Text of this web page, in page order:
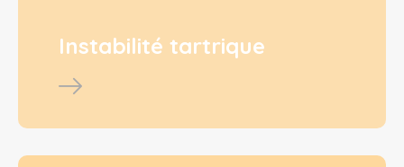
Instabilité tartrique